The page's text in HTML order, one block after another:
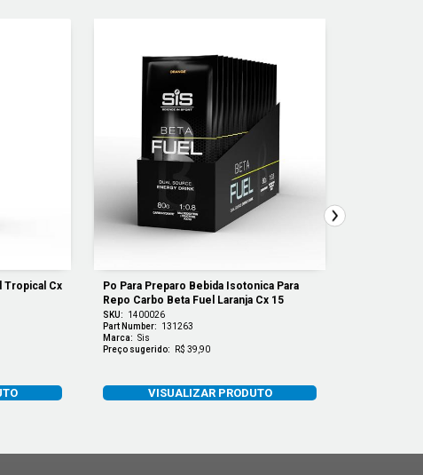
Tropical Cx
Po Para Preparo Bebida Isotonica Para
Repo Carbo Beta Fuel Laranja Cx 15
SKU:
1400026
Part Number:
131263
Marca: Sis
Preço sugerido:
R$ 39,90